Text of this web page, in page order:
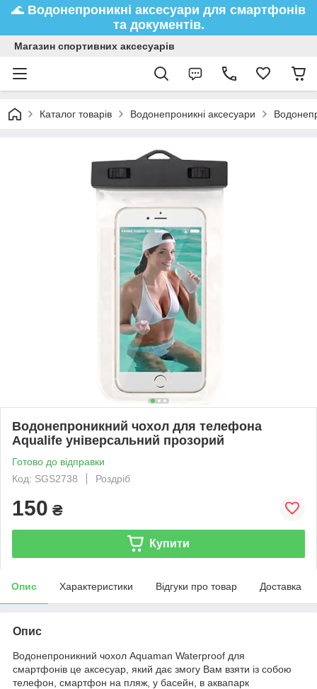
🌊 Водонепроникні аксесуари для смартфонів
та документів.
Магазин спортивних аксесуарів
Каталог товарів Водонепроникні аксесуари
Водонепроникний чохол для телефона
Aqualife універсальний прозорий
Готово до відправки
Код: SGS2738
Роздріб
150 ₴
Купити
Опис Характеристики Відгуки про товар Доставка
Опис
Водонепроникний чохол Aquaman Waterproof для
смартфонів це аксесуар, який дає змогу Вам взяти із собою
телефон, смартфон на пляж, у басейн, в аквапарк